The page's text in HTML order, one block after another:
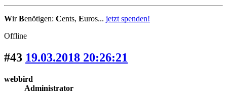
WirBenötigen: Cents, Euros... jetzt spenden!
Offline
#43 19.03.2018 20:26:21
webbird
Administrator